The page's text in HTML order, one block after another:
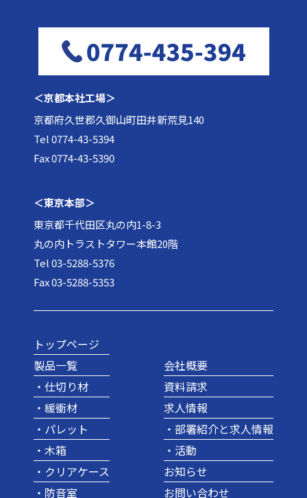
＜京都本社工場＞
京都府久世郡久御山町田井新荒見140
Tel 0774-43-5394
Fax 0774-43-5390
＜東京本部＞
東京都千代田区丸の内1-8-3
丸の内トラストタワー本館20階
Tel 03-5288-5376
Fax 03-5288-5353
トップページ
製品一覧
・仕切り材
・緩衝材
・パレット
・木箱
・クリアケース
・防音室
会社概要
資料請求
求人情報
・部署紹介と求人情報
・活動
お知らせ
お問い合わせ